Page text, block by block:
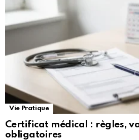
Vie Pratique
Certificat médical : règles,
obligatoires